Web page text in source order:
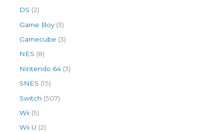
DS (2)
Game Boy(3)
Gamecube (3)
NES (8)
Nintendo 64 (3)
SNES (15)
Switch (507)
Wii (5)
Wii U (2)